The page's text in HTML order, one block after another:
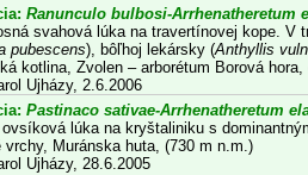
Ranunculo bulbosi-Arrhenatheretum
svahová lúka na travertínovej kope.
pubescens), bôľhoj lekársky (Anthyllis
kotlina, Zvolen – arborétum Borová
Ujházy, 2.6.2006
Pastinaco sativae-Arrhenatheretum
ovsíková lúka na kryštaliniku s
vrchy, Muránska huta, (730 m n.m.)
Ujházy, 28.6.2005